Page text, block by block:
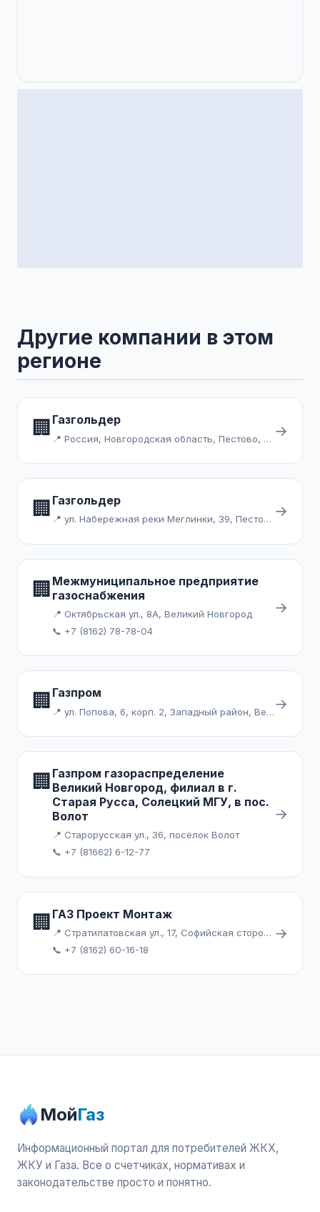
Другие компании в этом
регионе
🏢 Газгольдер
📍 Россия, Новгородская область, Пестово, Курганная улица →
🏢 Газгольдер
📍 ул. Набережная реки Меглинки, 39, Пестово →
🏢 Межмуниципальное предприятие
газоснабжения
📍 Октябрьская ул., 8А, Великий Новгород
📞 +7 (8162) 78-78-04
→
🏢 Газпром
📍 ул. Попова, 6, корп. 2, Западный район, Великий Новгород→
🏢 Газпром газораспределение
Великий Новгород, филиал в г.
Старая Русса, Солецкий МГУ, в пос.
Волот
📍 Старорусская ул., 36, посёлок Волот
📞 +7 (81662) 6-12-77
→
🏢 ГАЗ Проект Монтаж
📍 Стратилатовская ул., 17, Софийская сторона, Великий Новгород
📞 +7 (8162) 60-16-18
→
МойГаз
Информационный портал для потребителей ЖКХ,
ЖКУ и Газа. Все о счетчиках, нормативах и
законодательстве просто и понятно.